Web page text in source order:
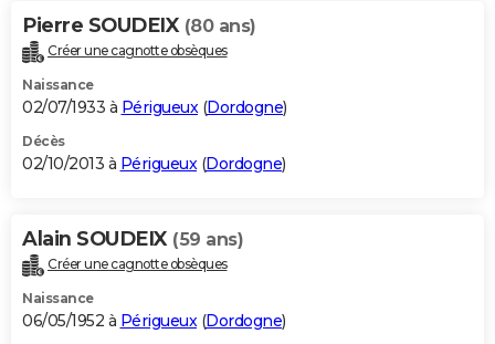
Pierre SOUDEIX (80 ans)
Créer une cagnotte obsèques
Naissance
02/07/1933 à Périgueux(Dordogne)
Décès
02/10/2013 à Périgueux(Dordogne)
Alain SOUDEIX (59 ans)
Créer une cagnotte obsèques
Naissance
06/05/1952 à Périgueux (Dordogne)